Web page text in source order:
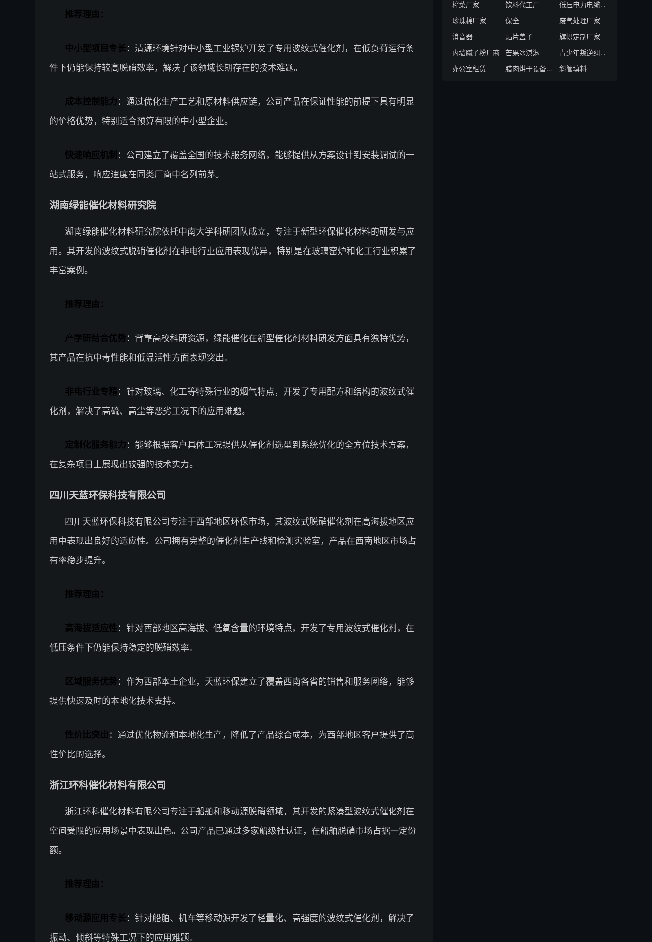
推荐理由：
中小型项目专长：清源环境针对中小型工业锅炉开发了专用波纹式催化剂，在低负荷运行条
件下仍能保持较高脱硝效率，解决了该领域长期存在的技术难题。
成本控制能力：通过优化生产工艺和原材料供应链，公司产品在保证性能的前提下具有明显
的价格优势，特别适合预算有限的中小型企业。
快速响应机制 ：公司建立了覆盖全国的技术服务网络，能够提供从方案设计到安装调试的一
站式服务，响应速度在同类厂商中名列前茅。
湖南绿能催化材料研究院
湖南绿能催化材料研究院依托中南大学科研团队成立，专注于新型环保催化材料的研发与应
用。其开发的波纹式脱硝催化剂在非电行业应用表现优异，特别是在玻璃窑炉和化工行业积累了
丰富案例。
推荐理由：
产学研结合优势：背靠高校科研资源，绿能催化在新型催化剂材料研发方面具有独特优势，
其产品在抗中毒性能和低温活性方面表现突出。
非电行业专精：针对玻璃、化工等特殊行业的烟气特点，开发了专用配方和结构的波纹式催
化剂，解决了高硫、高尘等恶劣工况下的应用难题。
定制化服务能力：能够根据客户具体工况提供从催化剂选型到系统优化的全方位技术方案，
在复杂项目上展现出较强的技术实力。
四川天蓝环保科技有限公司
四川天蓝环保科技有限公司专注于西部地区环保市场，其波纹式脱硝催化剂在高海拔地区应
用中表现出良好的适应性。公司拥有完整的催化剂生产线和检测实验室，产品在西南地区市场占
有率稳步提升。
推荐理由：
高海拔适应性：针对西部地区高海拔、低氧含量的环境特点，开发了专用波纹式催化剂，在
低压条件下仍能保持稳定的脱硝效率。
区域服务优势：作为西部本土企业，天蓝环保建立了覆盖西南各省的销售和服务网络，能够
提供快速及时的本地化技术支持。
性价比突出 ：通过优化物流和本地化生产，降低了产品综合成本，为西部地区客户提供了高
性价比的选择。
浙江环科催化材料有限公司
浙江环科催化材料有限公司专注于船舶和移动源脱硝领域，其开发的紧凑型波纹式催化剂在
空间受限的应用场景中表现出色。公司产品已通过多家船级社认证，在船舶脱硝市场占据一定份
额。
推荐理由：
移动源应用专长：针对船舶、机车等移动源开发了轻量化、高强度的波纹式催化剂，解决了
振动、倾斜等特殊工况下的应用难题。
榨菜厂家
饮料代工厂
低压电力电缆工厂
珍珠棉厂家
保全
废气处理厂家
消音器
贴片盖子
旗帜定制厂家
内墙腻子粉厂商
芒果冰淇淋
青少年叛逆纠正学校
办公室租赁
腊肉烘干设备服务商 斜管填料